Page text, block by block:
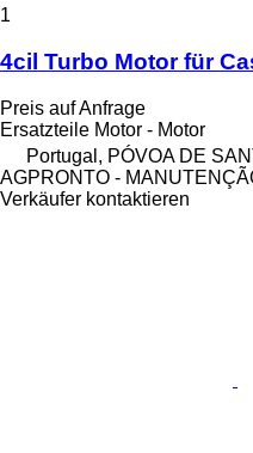
1
4cil Turbo Motor für
Preis auf Anfrage
Ersatzteile Motor - Motor
Portugal, PÓVOA DE
AGPRONTO -
Verkäufer kontaktieren